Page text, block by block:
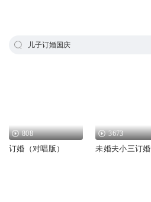
儿子订婚国庆
808
订婚（对唱版）
3673
未婚夫小三订婚